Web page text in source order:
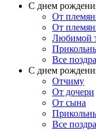
С днем
От
От
Любимой
Все
C днем
Отчиму
От дочери
От сына
Все